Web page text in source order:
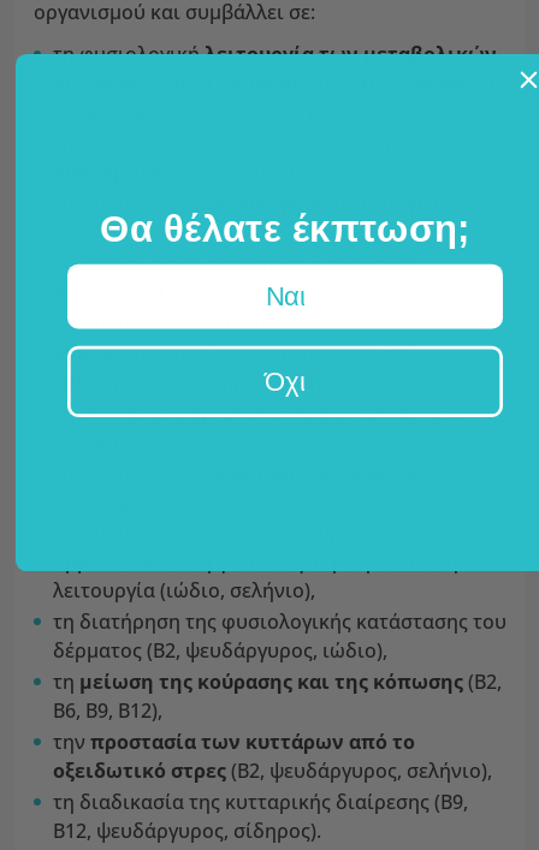
οργανισμού και συμβάλλει σε:
τη φυσιολογικήλειτουργία των μεταβολικών
B9, B12),
το φυσιολογικόσχηματισμό ερυθρών
(B6, B12, σίδηρος),
τη φυσιολογική λειτουργία του
ανοσοποιητικού συστήματος(B9, B12,
ψευδάργυρος, σίδηρος, σελήνιο),
τη διατήρηση της φυσιολογικής όρασης (B2,
λειτουργία (ιώδιο, σελήνιο),
τη διατήρηση της φυσιολογικής κατάστασης του
δέρματος (B2, ψευδάργυρος, ιώδιο),
τη μείωση της κούρασης και της κόπωσης(B2,
B6, B9, B12),
την προστασία των κυττάρων από το
οξειδωτικό στρες(B2, ψευδάργυρος, σελήνιο),
τη διαδικασία της κυτταρικής διαίρεσης (B9,
B12, ψευδάργυρος, σίδηρος).
Θα θέλατε έκπτωση;
Ναι
Όχι